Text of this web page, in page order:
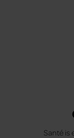
Santé is